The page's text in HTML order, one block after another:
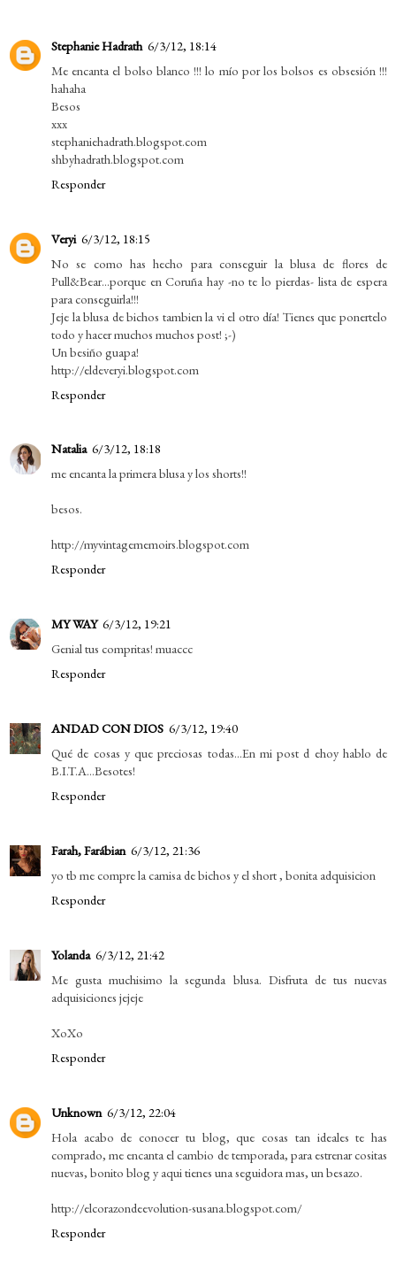
Stephanie Hadrath 6/3/12, 18:14
Me encanta el bolso blanco !!! lo mío por los bolsos es obsesión !!!
hahaha
Besos
xxx
stephaniehadrath.blogspot.com
shbyhadrath.blogspot.com
Responder
Veryi 6/3/12, 18:15
No se como has hecho para conseguir la blusa de flores de
Pull&Bear...porque en Coruña hay -no te lo pierdas- lista de espera
para conseguirla!!!
Jeje la blusa de bichos tambien la vi el otro día! Tienes que ponertelo
todo y hacer muchos muchos post! ;-)
Un besiño guapa!
http://eldeveryi.blogspot.com
Responder
Natalia 6/3/12, 18:18
me encanta la primera blusa y los shorts!!
besos.
http://myvintagememoirs.blogspot.com
Responder
MY WAY 6/3/12, 19:21
Genial tus compritas! muaccc
Responder
ANDAD CON DIOS 6/3/12, 19:40
Qué de cosas y que preciosas todas...En mi post d ehoy hablo de
B.I.T.A...Besotes!
Responder
Farah, Farábian 6/3/12, 21:36
yo tb me compre la camisa de bichos y el short , bonita adquisicion
Responder
Yolanda 6/3/12, 21:42
Me gusta muchisimo la segunda blusa. Disfruta de tus nuevas
adquisiciones jejeje
XoXo
Responder
Unknown 6/3/12, 22:04
Hola acabo de conocer tu blog, que cosas tan ideales te has
comprado, me encanta el cambio de temporada, para estrenar cositas
nuevas, bonito blog y aqui tienes una seguidora mas, un besazo.
http://elcorazondeevolution-susana.blogspot.com/
Responder